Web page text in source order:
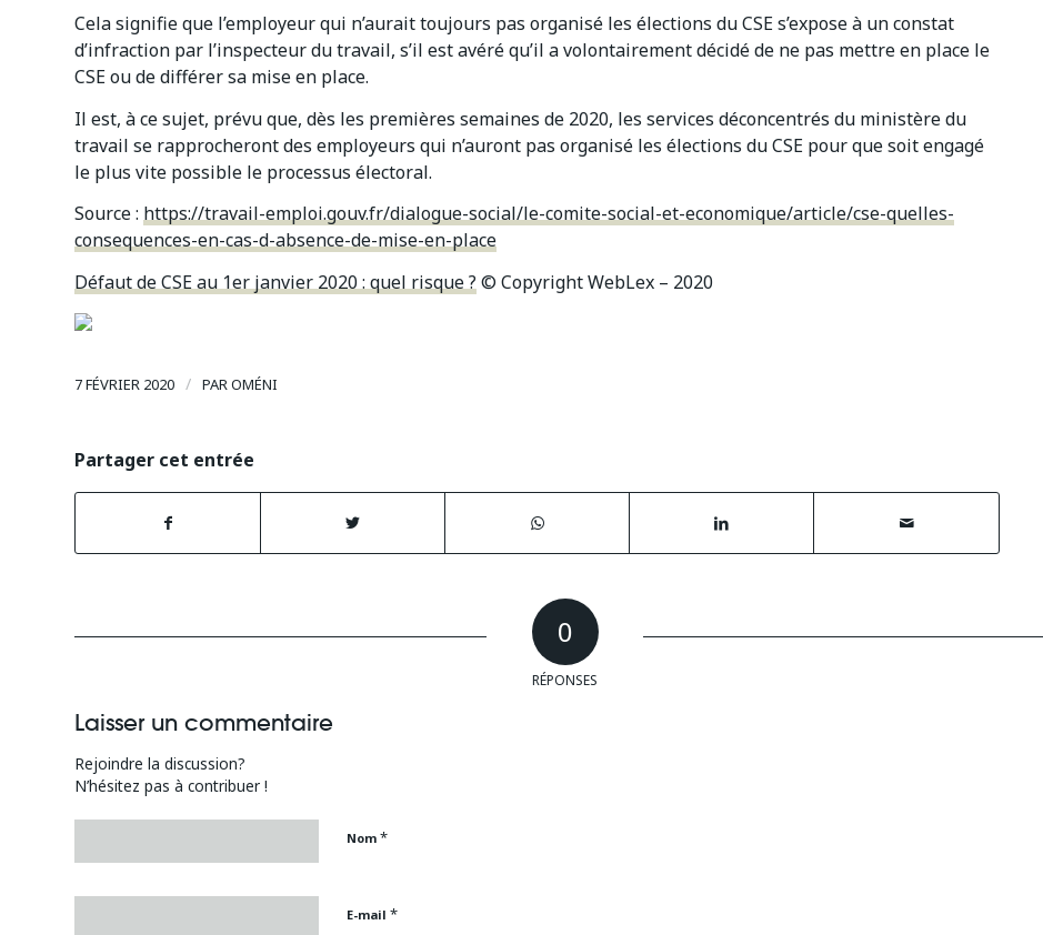
Cela signifie que l’employeur qui n’aurait toujours pas organisé les élections du CSE s’expose à un constat
d’infraction par l’inspecteur du travail, s’il est avéré qu’il a volontairement décidé de ne pas mettre en place le
CSE ou de différer sa mise en place.
Il est, à ce sujet, prévu que, dès les premières semaines de 2020, les services déconcentrés du ministère du
travail se rapprocheront des employeurs qui n’auront pas organisé les élections du CSE pour que soit engagé
le plus vite possible le processus électoral.
Source : https://travail-emploi.gouv.fr/dialogue-social/le-comite-social-et-economique/article/cse-quelles-
consequences-en-cas-d-absence-de-mise-en-place
Défaut de CSE au 1er janvier 2020 : quel risque ? © Copyright WebLex – 2020
7 FÉVRIER 2020 / PAROMÉNI
Partager cet entrée
0
RÉPONSES
Laisser un commentaire
Rejoindre la discussion?
N’hésitez pas à contribuer !
Nom *
E-mail *